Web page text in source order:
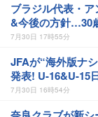
ブラジル代表・
&今後の方針…30
7月30日 17時55分
JFAが“海外版ナ
発表! U-16&U-15
7月30日 16時54分